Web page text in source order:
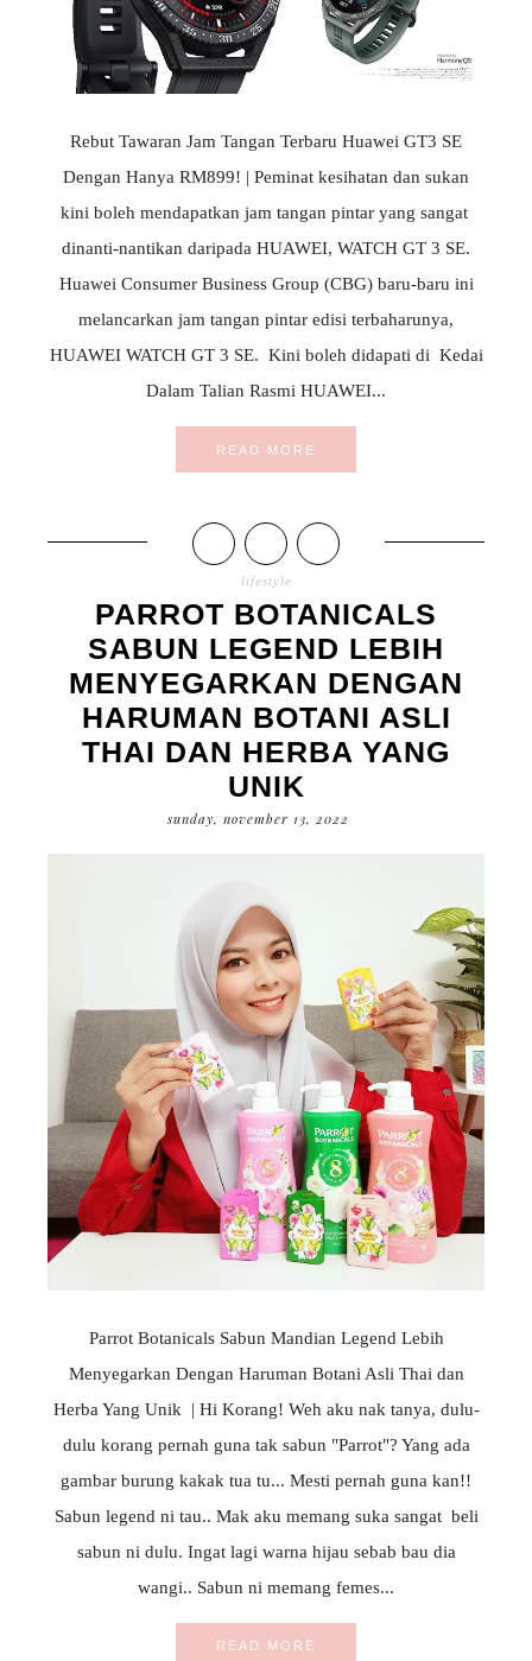
Rebut Tawaran Jam Tangan Terbaru Huawei GT3 SE
Dengan Hanya RM899! | Peminat kesihatan dan sukan
kini boleh mendapatkan jam tangan pintar yang sangat
dinanti-nantikan daripada HUAWEI, WATCH GT 3 SE.
Huawei Consumer Business Group (CBG) baru-baru ini
melancarkan jam tangan pintar edisi terbaharunya,
HUAWEI WATCH GT 3 SE. Kini boleh didapati di Kedai
Dalam Talian Rasmi HUAWEI...
READ MORE
lifestyle
PARROT BOTANICALS
SABUN LEGEND LEBIH
MENYEGARKAN DENGAN
HARUMAN BOTANI ASLI
THAI DAN HERBA YANG
UNIK
sunday, november 13, 2022
Parrot Botanicals Sabun Mandian Legend Lebih
Menyegarkan Dengan Haruman Botani Asli Thai dan
Herba Yang Unik | Hi Korang! Weh aku nak tanya, dulu-
dulu korang pernah guna tak sabun "Parrot"? Yang ada
gambar burung kakak tua tu... Mesti pernah guna kan!!
Sabun legend ni tau.. Mak aku memang suka sangat beli
sabun ni dulu. Ingat lagi warna hijau sebab bau dia
wangi.. Sabun ni memang femes...
READ MORE